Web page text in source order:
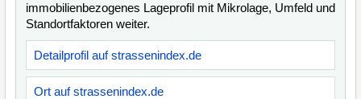
immobilienbezogenes Lageprofil mit Mikrolage, Umfeld und
Standortfaktoren weiter.
Detailprofil auf strassenindex.de
Ort auf strassenindex.de